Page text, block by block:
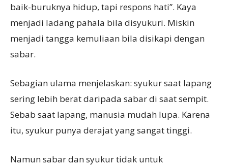
baik-buruknya hidup, tapi respons hati”. Kaya
menjadi ladang pahala bila disyukuri. Miskin
menjadi tangga kemuliaan bila disikapi dengan
sabar.
Sebagian ulama menjelaskan: syukur saat lapang
sering lebih berat daripada sabar di saat sempit.
Sebab saat lapang, manusia mudah lupa. Karena
itu, syukur punya derajat yang sangat tinggi.
Namun sabar dan syukur tidak untuk